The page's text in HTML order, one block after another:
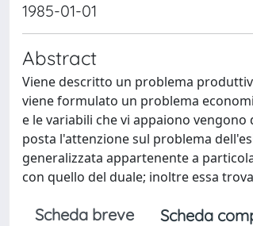
1985-01-01
Abstract
Viene descritto un problema
viene formulato un problema
e le variabili che vi appaiono
posta l'attenzione sul problema
generalizzata appartenente a
con quello del duale; inoltre essa
Scheda breve Scheda